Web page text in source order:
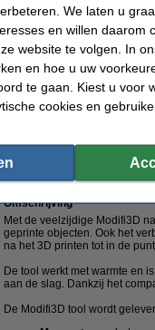
product mag maximaal 1
21,50 40% korting:
Omschrijving
Met de veelzijdige Modifi3D
geprinte objecten. Ook het
na het 3D printen tot in de
De tool werkt met warmte en
aan de slag. Dankzij het
De Modifi3D tool wordt
We laten u
en willen daarom
website te volgen. In
en hoe u uw
te gaan. Kiest u voor
cookies en